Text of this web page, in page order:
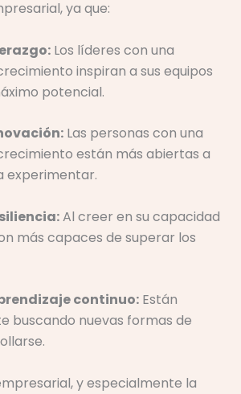
ya que:
Los líderes con una
inspiran a sus equipos
potencial.
Las personas con una
están más abiertas a
experimentar.
Al creer en su capacidad
más capaces de superar los
continuo:Están
buscando nuevas formas de
y especialmente la